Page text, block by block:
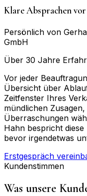
Klare Absprachen
Persönlich von
GmbH
Über 30 Jahre
Vor jeder
Übersicht über
Zeitfenster Ihres
mündlichen
Überraschungen
Hahn bespricht
bevor irgendetwas
Erstgespräch
Kundenstimmen
Was unsere